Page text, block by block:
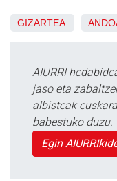
GIZARTEA
AIURRI
jaso eta
albisteak
babestuko duzu.
Egin